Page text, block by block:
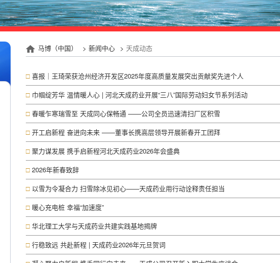
马博（中国） > 新闻中心 > 天成动态
喜报｜王琦荣获沧州经济开发区2025年度高质量发展突出贡献奖先进个人
巾帼绽芳华 温情暖人心 | 河北天成药业开展“三八”国际劳动妇女节系列活动
春暖乍寒瑞雪至 天成同心保畅通 ——公司全员迅速清扫厂区积雪
开工启新程 奋进向未来 ——董事长携高层领导开展新春开工团拜
聚力谋发展 携手启新程河北天成药业2026年会盛典
2026年新春致辞
以雪为令凝合力 扫雪除冰见初心——天成药业用行动诠释责任担当
暖心充电桩 幸福“加速度”
华北理工大学与天成药业共建实践基地揭牌
行稳致远 共赴新程 | 天成药业2026年元旦贺词